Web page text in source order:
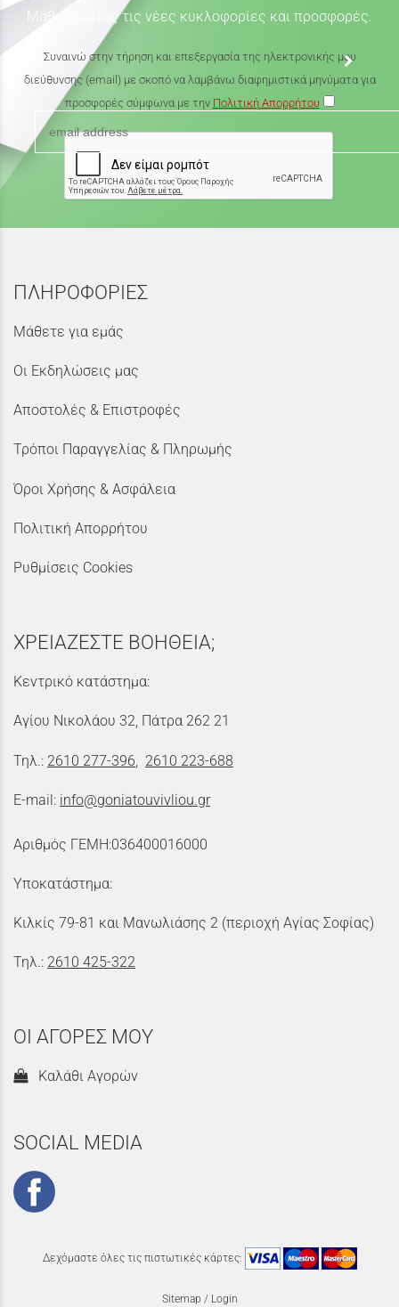
Μάθε πρώτος τις νέες κυκλοφορίες και προσφορές.
Συναινώ στην τήρηση και επεξεργασία της ηλεκτρονικής μου
διεύθυνσης (email) με σκοπό να λαμβάνω διαφημιστικά μηνύματα για
προσφορές σύμφωνα με την Πολιτική Απορρήτου
ΠΛΗΡΟΦΟΡΙΕΣ
Μάθετε για εμάς
Οι Εκδηλώσεις μας
Αποστολές & Επιστροφές
Τρόποι Παραγγελίας & Πληρωμής
Όροι Χρήσης & Ασφάλεια
Πολιτική Απορρήτου
Ρυθμίσεις Cookies
ΧΡΕΙΑΖΕΣΤΕ ΒΟΗΘΕΙΑ;
Κεντρικό κατάστημα:
Αγίου Νικολάου 32, Πάτρα 262 21
Τηλ.: 2610 277-396 2610 223-688
E-mail: info@goniatouvivliou.gr
Αριθμός ΓΕΜΗ:036400016000
Υποκατάστημα:
Κιλκίς 79-81 και Μανωλιάσης 2 (περιοχή Αγίας Σοφίας)
Τηλ.: 2610 425-322
ΟΙ ΑΓΟΡΕΣ ΜΟΥ
Καλάθι Αγορών
SOCIAL MEDIA
Δεχόμαστε όλες τις πιστωτικές κάρτες:
Sitemap / Login